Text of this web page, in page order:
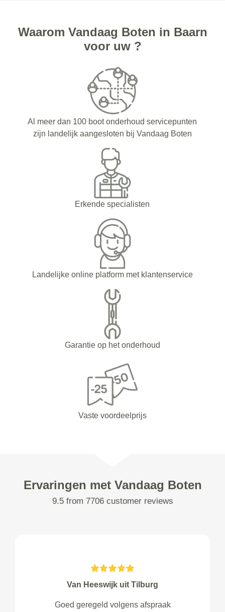
Waarom Vandaag Boten in Baarn
voor uw ?
Al meer dan 100 boot onderhoud servicepunten
zijn landelijk aangesloten bij Vandaag Boten
Erkende specialisten
Landelijke online platform met klantenservice
Garantie op het onderhoud
Vaste voordeelprijs
Ervaringen met Vandaag Boten
9.5 from 7706 customer reviews
Van Heeswijk uit Tilburg
Goed geregeld volgens afspraak